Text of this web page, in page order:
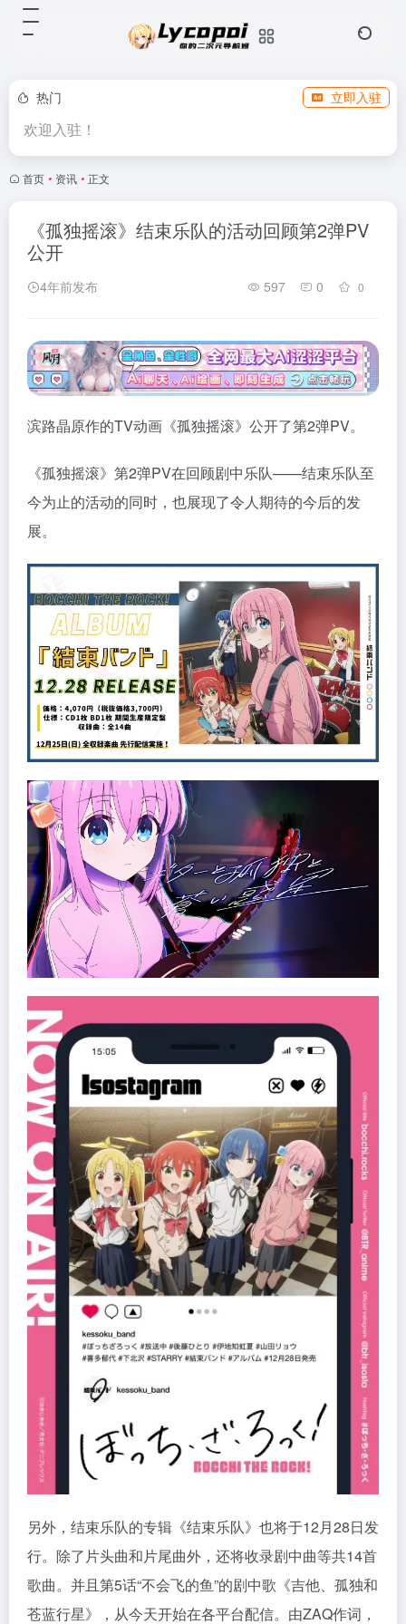
热门 立即入驻
欢迎入驻！
首页 • 资讯 • 正文
《孤独摇滚》结束乐队的活动回顾第2弹PV
公开
4年前发布 597 0 0
滨路晶原作的TV动画《孤独摇滚》公开了第2弹PV。
《孤独摇滚》第2弹PV在回顾剧中乐队——结束乐队至
今为止的活动的同时，也展现了令人期待的今后的发
展。
另外，结束乐队的专辑《结束乐队》也将于12月28日发
行。除了片头曲和片尾曲外，还将收录剧中曲等共14首
歌曲。并且第5话“不会飞的鱼”的剧中歌《吉他、孤独和
苍蓝行星》，从今天开始在各平台配信。由ZAQ作词，